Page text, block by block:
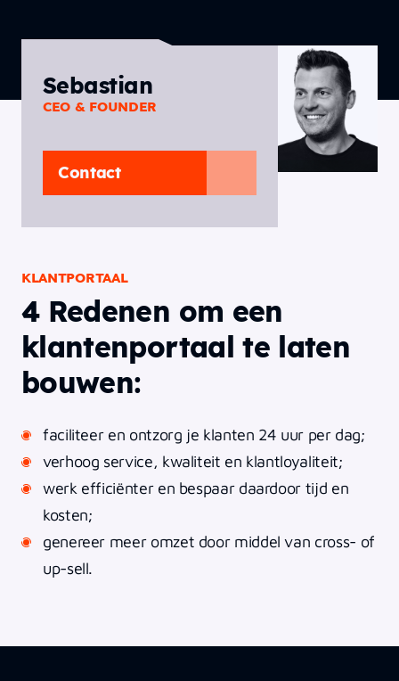
Sebastian
CEO & FOUNDER
Contact
KLANTPORTAAL
4 Redenen om een
klantenportaal te laten
bouwen:
faciliteer en ontzorg je klanten 24 uur per dag;
verhoog service, kwaliteit en klantloyaliteit;
werk efficiënter en bespaar daardoor tijd en
kosten;
genereer meer omzet door middel van cross- of
up-sell.